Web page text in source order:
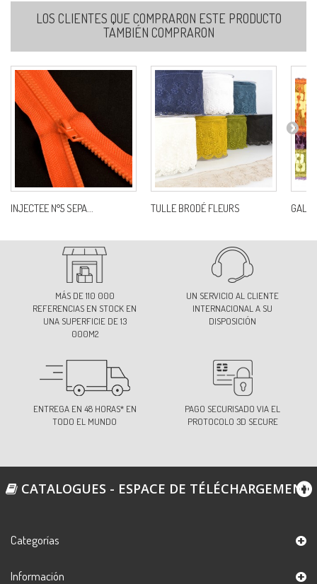
Ref: S30107U0C74
81
Ref: S30107U0C81
98
Ref: S30107U0C98
151
S30107U0C151
LOS CLIENTES QUE COMPRARON ESTE PRODUCTO
TAMBIÉN COMPRARON
INJECTEE N°5 SEPA... TULLE BRODÉ FLEURS
MÁS DE 110 000
REFERENCIAS EN STOCK EN
UNA SUPERFICIE DE 13
000M2
UN SERVICIO AL CLIENTE
INTERNACIONAL A SU
DISPOSICIÓN
ENTREGA EN 48 HORAS* EN
TODO EL MUNDO
PAGO SECURISADO VIA EL
PROTOCOLO 3D SECURE
CATALOGUES - ESPACE DE TÉLÉCHARGEMENT
Categorías
Información